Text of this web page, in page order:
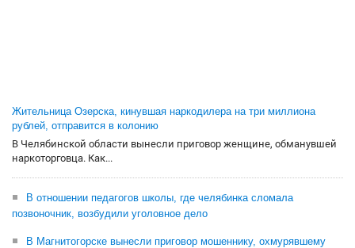
Жительница Озерска, кинувшая наркодилера на три миллиона
рублей, отправится в колонию
В Челябинской области вынесли приговор женщине, обманувшей
наркоторговца. Как...
В отношении педагогов школы, где челябинка сломала
позвоночник, возбудили уголовное дело
В Магнитогорске вынесли приговор мошеннику, охмурявшему